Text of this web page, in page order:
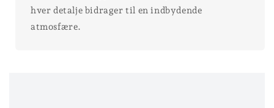
hver detalje bidrager til en indbydende
atmosfære.